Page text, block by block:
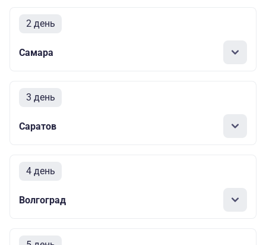
2 день
Самара
3 день
Саратов
4 день
Волгоград